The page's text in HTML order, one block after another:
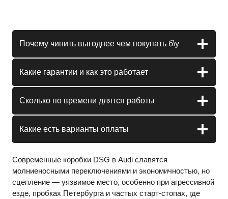
Почему чинить выгоднее чем покупать б\у
Какие гарантии и как это работает
Сколько по времени длятся работы
Какие есть варианты оплаты
Современные коробки DSG в Audi славятся
молниеносными переключениями и экономичностью, но
сцепление — уязвимое место, особенно при агрессивной
езде, пробках Петербурга и частых старт-стопах, где